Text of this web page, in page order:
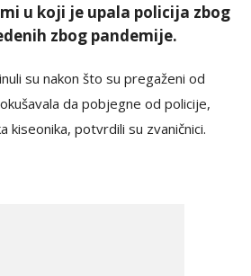
u koji je upala policija zbog
zbog pandemije.
su nakon što su pregaženi od
da pobjegne od policije,
kiseonika, potvrdili su zvaničnici.